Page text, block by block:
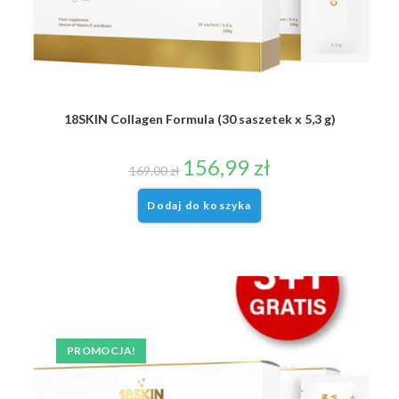
18SKIN Collagen Formula (30 saszetek x 5,3 g)
169,00zł 156,99zł
Dodaj do koszyka
PROMOCJA!